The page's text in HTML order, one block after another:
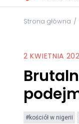
Strona główna
2 KWIETNIA
#kościół w nigerii